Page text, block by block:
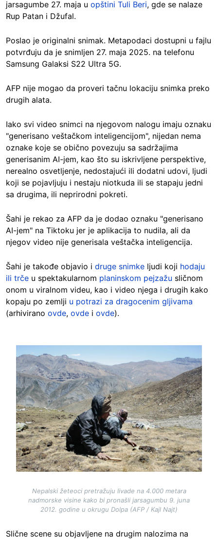
jarsagumbe 27. maja u opštini Tuli Beri, gde se nalaze
Rup Patan i Džufal.
Poslao je originalni snimak. Metapodaci dostupni u fajlu
potvrđuju da je snimljen 27. maja 2025. na telefonu
Samsung Galaksi S22 Ultra 5G.
AFP nije mogao da proveri tačnu lokaciju snimka preko
drugih alata.
Iako svi video snimci na njegovom nalogu imaju oznaku
"generisano veštačkom inteligencijom", nijedan nema
oznake koje se obično povezuju sa sadržajima
generisanim AI-jem, kao što su iskrivljene perspektive,
nerealno osvetljenje, nedostajući ili dodatni udovi, ljudi
koji se pojavljuju i nestaju niotkuda ili se stapaju jedni
sa drugima, ili neprirodni pokreti.
Šahi je rekao za AFP da je dodao oznaku "generisano
AI-jem" na Tiktoku jer je aplikacija to nudila, ali da
njegov video nije generisala veštačka inteligencija.
Šahi je takođe objavio i druge snimke ljudi koji hodaju
ili trče u spektakularnom planinskom pejzažu sličnom
onom u viralnom videu, kao i video njega i drugih kako
kopaju po zemlji u potrazi za dragocenim gljivama
(arhivirano ovde, ovde i ovde).
Nepalski žeteoci pretražuju livade na 4.000 metara
nadmorske visine kako bi pronašli jarsagumbu 9. juna
2012. godine u okrugu Dolpa (AFP / Kajl Najt)
Slične scene su objavljene na drugim nalozima na